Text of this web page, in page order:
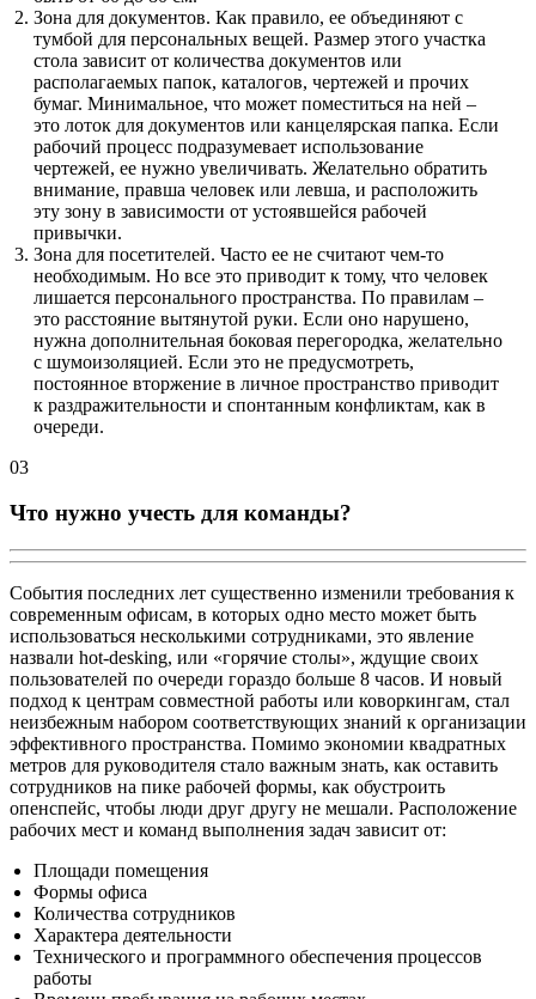
Зона для документов. Как правило, ее объединяют с
тумбой для персональных вещей. Размер этого участка
стола зависит от количества документов или
располагаемых папок, каталогов, чертежей и прочих
бумаг. Минимальное, что может поместиться на ней –
это лоток для документов или канцелярская папка. Если
рабочий процесс подразумевает использование
чертежей, ее нужно увеличивать. Желательно обратить
внимание, правша человек или левша, и расположить
эту зону в зависимости от устоявшейся рабочей
привычки.
Зона для посетителей. Часто ее не считают чем-то
необходимым. Но все это приводит к тому, что человек
лишается персонального пространства. По правилам –
это расстояние вытянутой руки. Если оно нарушено,
нужна дополнительная боковая перегородка, желательно
с шумоизоляцией. Если это не предусмотреть,
постоянное вторжение в личное пространство приводит
к раздражительности и спонтанным конфликтам, как в
очереди.
03
Что нужно учесть для команды?
События последних лет существенно изменили требования к
современным офисам, в которых одно место может быть
использоваться несколькими сотрудниками, это явление
назвали hot-desking, или «горячие столы», ждущие своих
пользователей по очереди гораздо больше 8 часов. И новый
подход к центрам совместной работы или коворкингам, стал
неизбежным набором соответствующих знаний к организации
эффективного пространства. Помимо экономии квадратных
метров для руководителя стало важным знать, как оставить
сотрудников на пике рабочей формы, как обустроить
опенспейс, чтобы люди друг другу не мешали. Расположение
рабочих мест и команд выполнения задач зависит от:
Площади помещения
Формы офиса
Количества сотрудников
Характера деятельности
Технического и программного обеспечения процессов
работы